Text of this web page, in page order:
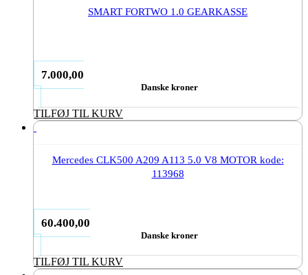
SMART FORTWO 1.0 GEARKASSE
7.000,00
Danske kroner
TILFØJ TIL KURV
Mercedes CLK500 A209 A113 5.0 V8 MOTOR kode:
113968
60.400,00
Danske kroner
TILFØJ TIL KURV